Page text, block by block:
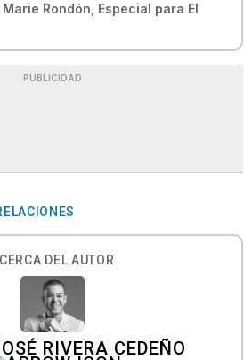
Rondón, Especial para El
PUBLICIDAD
DEL AUTOR
RIVERA CEDEÑO